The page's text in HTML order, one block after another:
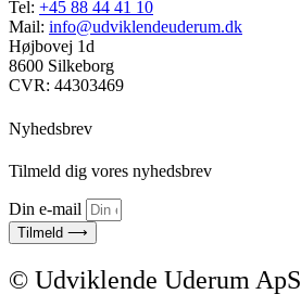
Tel: +45 88 44 41 10
Mail: info@udviklendeuderum.dk
Højbovej 1d
8600 Silkeborg
CVR: 44303469
Nyhedsbrev
Tilmeld dig vores nyhedsbrev
Din e-mail
Tilmeld ⟶
© Udviklende Uderum ApS